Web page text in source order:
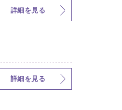
詳細を見る
詳細を見る